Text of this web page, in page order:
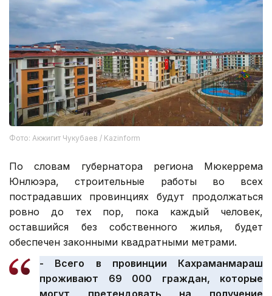
Фото: Акжигит Чукубаев / Kazinform
По словам губернатора региона Мюкеррема
Юнлюэра, строительные работы во всех
пострадавших провинциях будут продолжаться
ровно до тех пор, пока каждый человек,
оставшийся без собственного жилья, будет
обеспечен законными квадратными метрами.
- Всего в провинции Кахраманмараш
проживают 69 000 граждан, которые
могут претендовать на получение